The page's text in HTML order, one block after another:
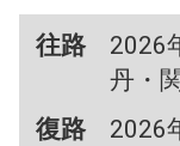
往路
2026
丹・
復路
2026